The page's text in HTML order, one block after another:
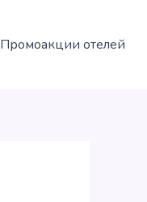
Промоакции отелей